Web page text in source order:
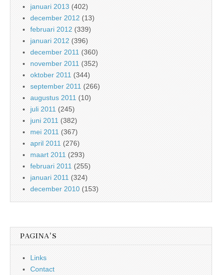
januari 2013 (402)
december 2012 (13)
februari 2012 (339)
januari 2012 (396)
december 2011 (360)
november 2011 (352)
oktober 2011 (344)
september 2011 (266)
augustus 2011 (10)
juli 2011 (245)
juni 2011 (382)
mei 2011 (367)
april 2011 (276)
maart 2011 (293)
februari 2011 (255)
januari 2011 (324)
december 2010 (153)
PAGINA'S
Links
Contact